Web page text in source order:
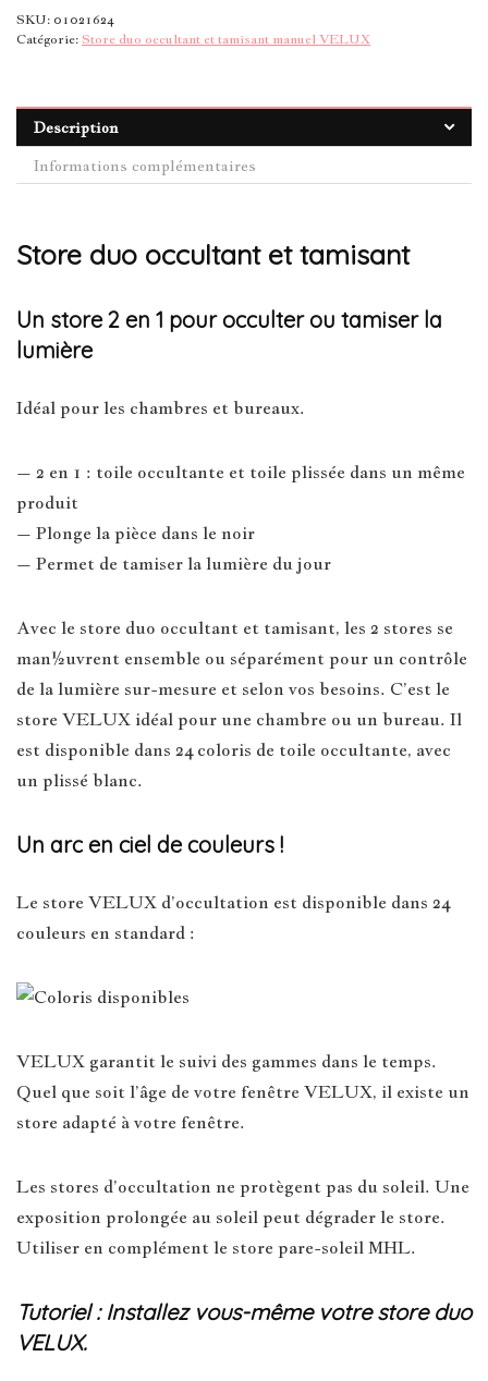
SKU:01021624
Catégorie:Store duo occultant et tamisant manuel VELUX
Description
Informations complémentaires
Store duo occultant et tamisant
Un store 2 en 1 pour occulter ou tamiser la
lumière
Idéal pour les chambres et bureaux.
– 2 en 1 : toile occultante et toile plissée dans un même
produit
– Plonge la pièce dans le noir
– Permet de tamiser la lumière du jour
Avec le store duo occultant et tamisant, les 2 stores se
man½uvrent ensemble ou séparément pour un contrôle
de la lumière sur-mesure et selon vos besoins. C’est le
store VELUX idéal pour une chambre ou un bureau. Il
est disponible dans 24 coloris de toile occultante, avec
un plissé blanc.
Un arc en ciel de couleurs !
Le store VELUX d’occultation est disponible dans 24
couleurs en standard :
VELUX garantit le suivi des gammes dans le temps.
Quel que soit l’âge de votre fenêtre VELUX, il existe un
store adapté à votre fenêtre.
Les stores d’occultation ne protègent pas du soleil. Une
exposition prolongée au soleil peut dégrader le store.
Utiliser en complément le store pare-soleil MHL.
Tutoriel : Installez vous-même votre store duo
VELUX.